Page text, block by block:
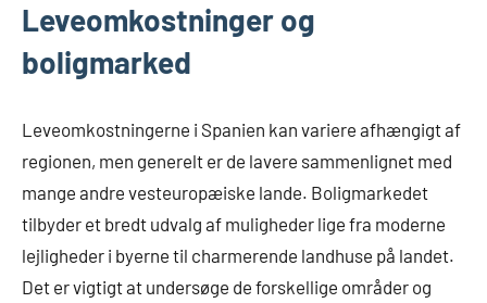
Leveomkostninger og
boligmarked
Leveomkostningerne i Spanien kan variere afhængigt af
regionen, men generelt er de lavere sammenlignet med
mange andre vesteuropæiske lande. Boligmarkedet
tilbyder et bredt udvalg af muligheder lige fra moderne
lejligheder i byerne til charmerende landhuse på landet.
Det er vigtigt at undersøge de forskellige områder og